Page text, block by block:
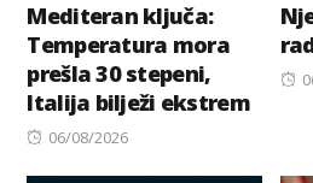
Mediteran ključa:
Temperatura mora
prešla 30 stepeni,
Italija bilježi ekstrem
Posted
06/08/2026